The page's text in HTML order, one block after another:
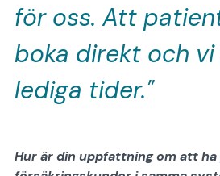
för oss. Att
boka direkt och
lediga tider."
Hur är din uppfattning om att